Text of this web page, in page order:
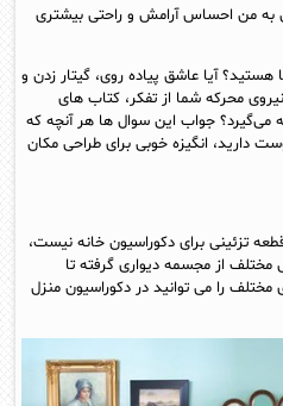
به من احساس آرامش و راحتی بیشتری
آیا عاشق پیاده روی، گیتار زدن و
محرکه شما از تفکر، کتاب های
می‌گیرد؟ جواب این سوال ها هر آنچه که
دارید، انگیزه خوبی برای طراحی مکان
تزئینی برای دکوراسیون خانه نیست،
مختلف از مجسمه دیواری گرفته تا
را می توانید در دکوراسیون منزل